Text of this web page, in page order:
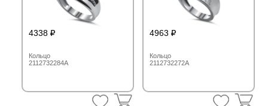
4963
Кольцо
2112732272A
4338
Кольцо
2112732284A